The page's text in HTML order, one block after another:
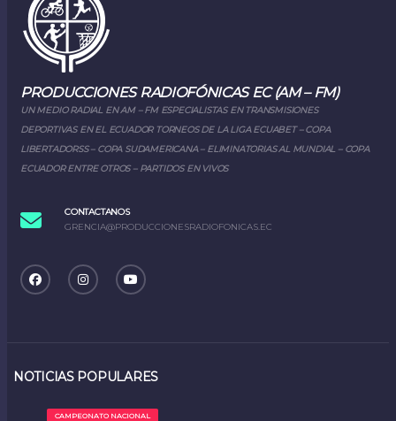
PRODUCCIONES RADIOFÓNICAS EC (AM – FM)
UN MEDIO RADIAL EN AM – FM ESPECIALISTAS EN TRANSMISIONES
DEPORTIVAS EN EL ECUADOR TORNEOS DE LA LIGA ECUABET – COPA
LIBERTADORSS – COPA SUDAMERICANA – ELIMINATORIAS AL MUNDIAL – COPA
ECUADOR ENTRE OTROS – PARTIDOS EN VIVOS
CONTACTANOS
GRENCIA@PRODUCCIONESRADIOFONICAS.EC
NOTICIAS POPULARES
CAMPEONATO NACIONAL